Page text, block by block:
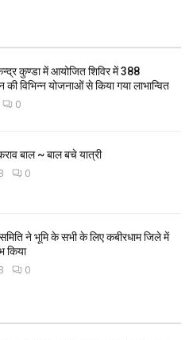
कुण्डा में आयोजित शिविर में 388
की विभिन्न योजनाओं से किया गया लाभान्वित
0
बाल ~ बाल बचे यात्री
0
ने भूमि के सभी के लिए कबीरधाम जिले में
किया
0